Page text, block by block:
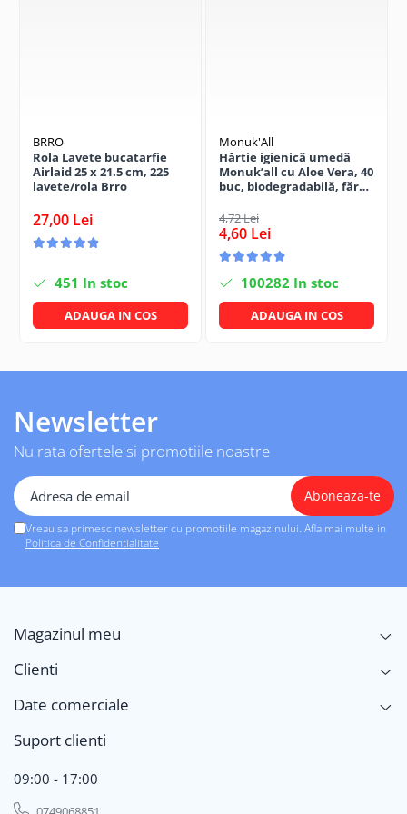
De ce să alegi șervețele multisuprafețe cu
oțet și bicarbonat?
CURĂȚARE RAPIDĂ FĂRĂ SPRAY
FĂRĂ SOLUȚII AGRESIVE
UTILIZARE PRACTICĂ ORIUNDE
BRRO
Rola Lavete bucatarfie
Airlaid 25 x 21.5 cm, 225
lavete/rola Brro
27,00 Lei
451 In stoc
ADAUGA IN COS
Monuk'All
Hârtie igienică umedă
Monuk’all cu Aloe Vera, 40
buc, biodegradabilă, fără
4,72 Lei
4,60 Lei
100282 In stoc
ADAUGA IN COS
Newsletter
Nu rata ofertele si promotiile noastre
Vreau sa primesc newsletter cu promotiile magazinului. Afla mai multe in
Politica de Confidentialitate
Magazinul meu
Clienti
Date comerciale
Suport clienti
09:00 - 17:00